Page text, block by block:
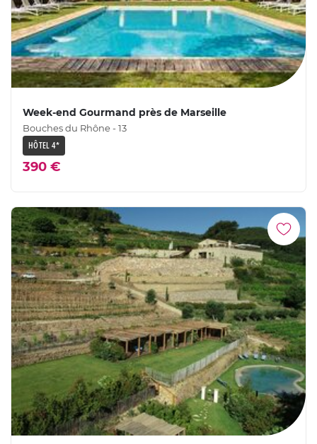
Week-end Gourmand près de Marseille
Bouches du Rhône - 13
HÔTEL 4*
390 €